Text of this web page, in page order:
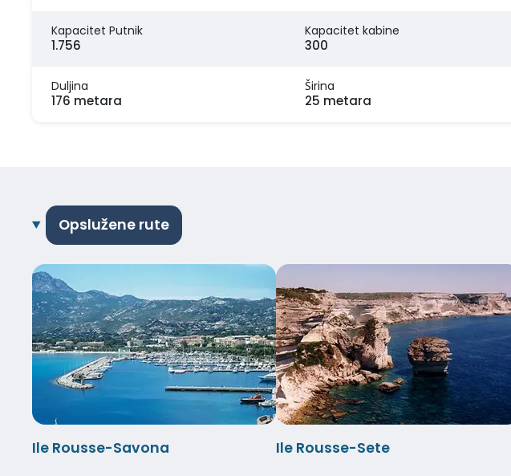
Kapacitet Putnik
1.756
Kapacitet kabine
300
Duljina
176 metara
Širina
25 metara
Opslužene rute
Ile Rousse-Savona Ile Rousse-Sete